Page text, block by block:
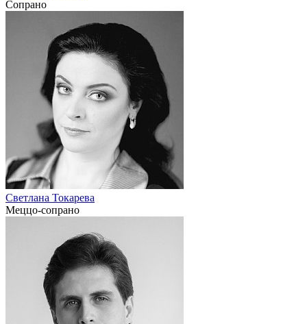
Сопрано
Светлана Токарева
Меццо-сопрано